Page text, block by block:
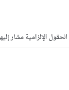
الحقول الإلزامية مشار